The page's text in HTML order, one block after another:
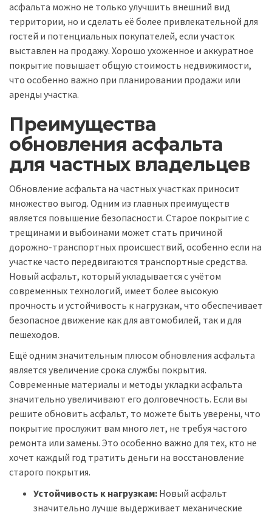
асфальта можно не только улучшить внешний вид
территории, но и сделать её более привлекательной для
гостей и потенциальных покупателей, если участок
выставлен на продажу. Хорошо ухоженное и аккуратное
покрытие повышает общую стоимость недвижимости,
что особенно важно при планировании продажи или
аренды участка.
Преимущества
обновления асфальта
для частных владельцев
Обновление асфальта на частных участках приносит
множество выгод. Одним из главных преимуществ
является повышение безопасности. Старое покрытие с
трещинами и выбоинами может стать причиной
дорожно-транспортных происшествий, особенно если на
участке часто передвигаются транспортные средства.
Новый асфальт, который укладывается с учётом
современных технологий, имеет более высокую
прочность и устойчивость к нагрузкам, что обеспечивает
безопасное движение как для автомобилей, так и для
пешеходов.
Ещё одним значительным плюсом обновления асфальта
является увеличение срока службы покрытия.
Современные материалы и методы укладки асфальта
значительно увеличивают его долговечность. Если вы
решите обновить асфальт, то можете быть уверены, что
покрытие прослужит вам много лет, не требуя частого
ремонта или замены. Это особенно важно для тех, кто не
хочет каждый год тратить деньги на восстановление
старого покрытия.
Устойчивость к нагрузкам: Новый асфальт
значительно лучше выдерживает механические